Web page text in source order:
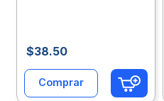
$38.50
Comprar